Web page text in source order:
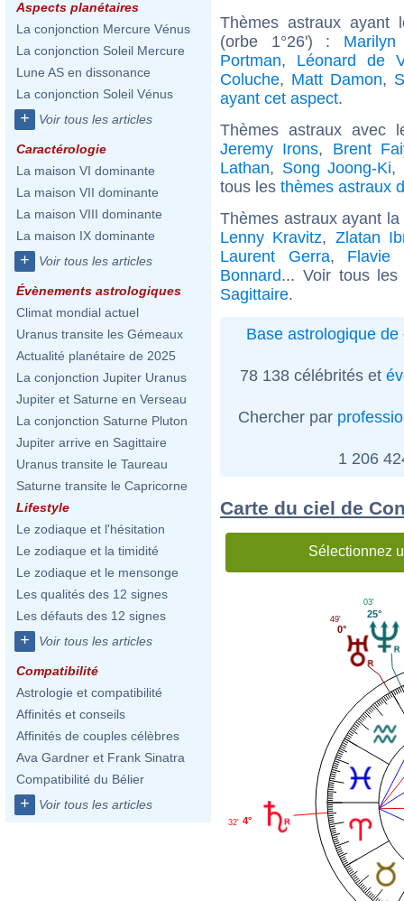
Aspects planétaires
La conjonction Mercure Vénus
La conjonction Soleil Mercure
Lune AS en dissonance
La conjonction Soleil Vénus
+ Voir tous les articles
Caractérologie
La maison VI dominante
La maison VII dominante
La maison VIII dominante
La maison IX dominante
+ Voir tous les articles
Évènements astrologiques
Climat mondial actuel
Uranus transite les Gémeaux
Actualité planétaire de 2025
La conjonction Jupiter Uranus
Jupiter et Saturne en Verseau
La conjonction Saturne Pluton
Jupiter arrive en Sagittaire
Uranus transite le Taureau
Saturne transite le Capricorne
Lifestyle
Le zodiaque et l'hésitation
Le zodiaque et la timidité
Le zodiaque et le mensonge
Les qualités des 12 signes
Les défauts des 12 signes
+ Voir tous les articles
Compatibilité
Astrologie et compatibilité
Affinités et conseils
Affinités de couples célèbres
Ava Gardner et Frank Sinatra
Compatibilité du Bélier
+ Voir tous les articles
Thèmes astraux ayant
(orbe 1°26') :
Portman, Léonard de
Coluche, Matt Damon,
ayant cet aspect.
Thèmes astraux avec
Jeremy Irons, Brent
Lathan, Song Joong-Ki,
tous les thèmes astraux
Thèmes astraux ayant
Lenny Kravitz, Zlatan
Laurent Gerra, Flavie
Bonnard... Voir tous
Sagittaire.
Base astrologique de
78 138 célébrités et
Chercher par
1 206
Carte du ciel de
Sélectionnez
25°
03'
0°
49'
4°
32'